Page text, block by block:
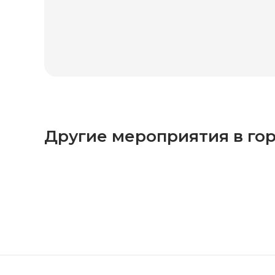
Другие мероприятия в